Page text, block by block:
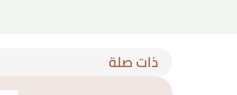
ذات صلة